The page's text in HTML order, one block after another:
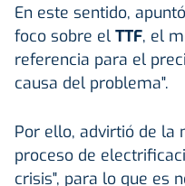
En este sentido,
foco sobre el TTF, el
referencia para el
causa del problema".
Por ello, advirtió de la
proceso de
crisis", para lo que es